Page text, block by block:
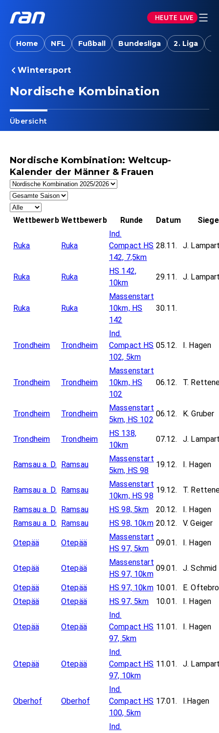
HEUTE LIVE
Home NFL Fußball Bundesliga 2. Liga
Wintersport
Nordische Kombination
Übersicht
Nordische Kombination: Weltcup-
Kalender der Männer & Frauen
Wettbewerb Wettbewerb Runde Datum
Ruka Ruka
Ind.
Compact HS
142, 7,5km
28.11. J.
Ruka Ruka
HS 142,
10km
29.11. J.
Ruka Ruka
Massenstart
10km, HS
142
30.11.
Trondheim Trondheim
Ind.
Compact HS
102, 5km
05.12. I. Hagen
Trondheim Trondheim
Massenstart
10km, HS
102
06.12. T.
Trondheim Trondheim
Massenstart
5km, HS 102
06.12. K. Gruber
Trondheim Trondheim
HS 138,
10km
07.12. J.
Ramsau a. D. Ramsau
Massenstart
5km, HS 98
19.12. I. Hagen
Ramsau a. D. Ramsau
Massenstart
10km, HS 98
19.12. T.
Ramsau a. D. Ramsau HS 98, 5km 20.12.
I. Hagen
Ramsau a. D.
Ramsau HS 98, 10km 20.12. V. Geiger
Otepää Otepää
Massenstart
HS 97, 5km
09.01. I. Hagen
Otepää Otepää
Massenstart
HS 97, 10km
09.01. J. Schmid
Otepää Otepää HS 97, 10km 10.01.
E. Oftebro
Otepää
Otepää HS 97, 5km 10.01. I. Hagen
Otepää Otepää
Ind.
Compact HS
97, 5km
11.01. I. Hagen
Otepää Otepää
Ind.
Compact HS
97, 10km
11.01. J.
Oberhof Oberhof
Ind.
Compact HS
100, 5km
17.01. I.Hagen
Ind.